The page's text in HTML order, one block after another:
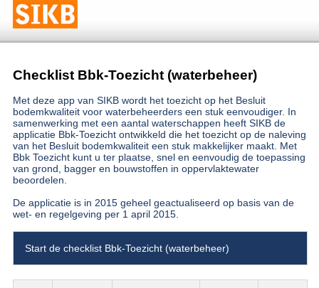
Checklist Bbk-Toezicht (waterbeheer)
Met deze app van SIKB wordt het toezicht op het Besluit
bodemkwaliteit voor waterbeheerders een stuk eenvoudiger. In
samenwerking met een aantal waterschappen heeft SIKB de
applicatie Bbk-Toezicht ontwikkeld die het toezicht op de naleving
van het Besluit bodemkwaliteit een stuk makkelijker maakt. Met
Bbk Toezicht kunt u ter plaatse, snel en eenvoudig de toepassing
van grond, bagger en bouwstoffen in oppervlaktewater
beoordelen.
De applicatie is in 2015 geheel geactualiseerd op basis van de
wet- en regelgeving per 1 april 2015.
Start de checklist Bbk-Toezicht (waterbeheer)